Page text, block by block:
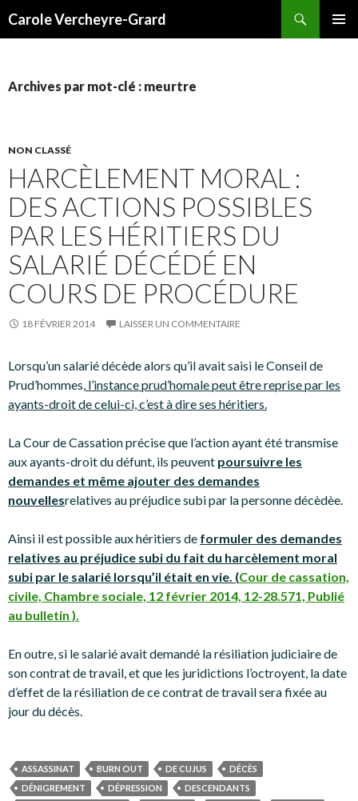
Carole Vercheyre-Grard
Archives par mot-clé : meurtre
NON CLASSÉ
HARCÈLEMENT MORAL :
DES ACTIONS POSSIBLES
PAR LES HÉRITIERS DU
SALARIÉ DÉCÉDÉ EN
COURS DE PROCÉDURE
18 FÉVRIER 2014 LAISSER UN COMMENTAIRE
Lorsqu’un salarié décède alors qu’il avait saisi le Conseil de
Prud’hommes, l’instance prud’homale peut être reprise par les
ayants-droit de celui-ci, c’est à dire ses héritiers.
La Cour de Cassation précise que l’action ayant été transmise
aux ayants-droit du défunt, ils peuvent poursuivre les
demandes et même ajouter des demandes
nouvellesrelatives au préjudice subi par la personne décèdèe.
Ainsi il est possible aux héritiers de formuler des demandes
relatives au préjudice subi du fait du harcèlement moral
subi par le salarié lorsqu’il était en vie. (Cour de cassation,
civile, Chambre sociale, 12 février 2014, 12-28.571, Publié
au bulletin ).
En outre, si le salarié avait demandé la résiliation judiciaire de
son contrat de travail, et que les juridictions l’octroyent, la date
d’effet de la résiliation de ce contrat de travail sera fixée au
jour du décès.
ASSASSINAT BURN OUT DE CUJUS
DÉCÈS
DÉNIGREMENT
DÉPRESSION
DESCENDANTS